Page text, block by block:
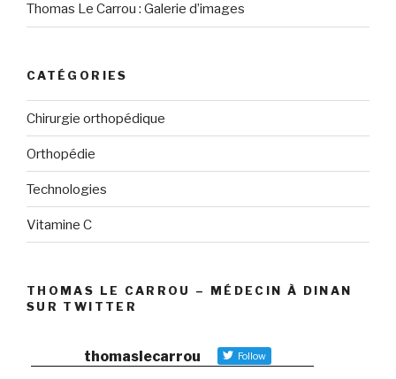
Thomas Le Carrou : Galerie d’images
CATÉGORIES
Chirurgie orthopédique
Orthopédie
Technologies
Vitamine C
THOMAS LE CARROU – MÉDECIN À DINAN
SUR TWITTER
thomaslecarrou Follow